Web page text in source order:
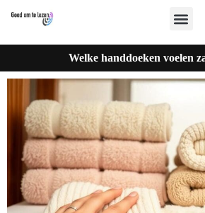
Welke handdoeken voelen